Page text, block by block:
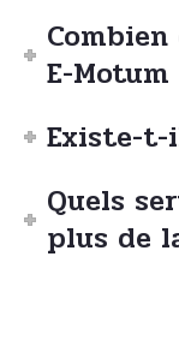
E-Motum
Existe-t-
Quels
plus de